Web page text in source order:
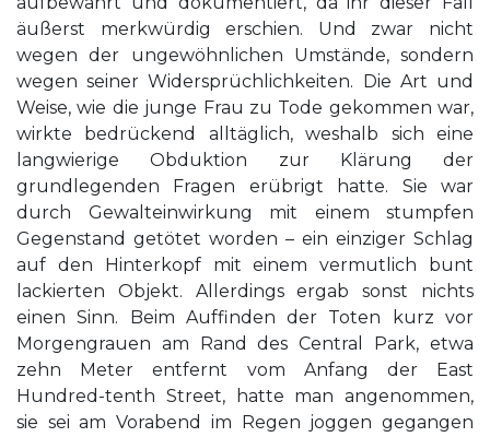
äußerst merkwürdig erschien. Und zwar nicht
wegen der ungewöhnlichen Umstände, sondern
wegen seiner Widersprüchlichkeiten. Die Art und
Weise, wie die junge Frau zu Tode gekommen war,
wirkte bedrückend alltäglich, weshalb sich eine
langwierige Obduktion zur Klärung der
grundlegenden Fragen erübrigt hatte. Sie war
durch Gewalteinwirkung mit einem stumpfen
Gegenstand getötet worden – ein einziger Schlag
auf den Hinterkopf mit einem vermutlich bunt
lackierten Objekt. Allerdings ergab sonst nichts
einen Sinn. Beim Auffinden der Toten kurz vor
Morgengrauen am Rand des Central Park, etwa
zehn Meter entfernt vom Anfang der East
Hundred-tenth Street, hatte man angenommen,
sie sei am Vorabend im Regen joggen gegangen